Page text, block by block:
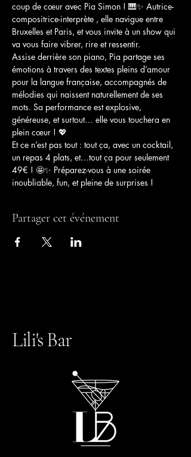
coup de cœur avec Pia Simon ! 🎹✨ Autrice-
compositrice-interprète , elle navigue entre
Bruxelles et Paris, et vous invite à un show qui
va vous faire vibrer, rire et ressentir.
Assise derrière son piano, Pia partage ses
émotions à travers des textes pleins d’amour
pour la langue française, accompagnés de
mélodies qui naissent naturellement de ses
mots. Sa performance est explosive,
généreuse, et surtout… elle vous touchera en
plein cœur ! 💖
Et ce n’est pas tout : tout ça, avec un cocktail,
un repas 4 plats, et…tout ça pour seulement
49€ ! 🤩✨ Préparez-vous à une soirée
inoubliable, fun, et pleine de surprises !
Partager cet événement
Lili's Bar